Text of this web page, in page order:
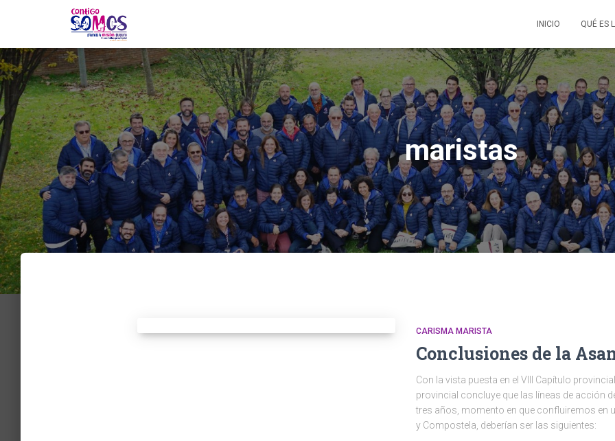
INICIO QUÉ ES
maristas
CARISMA MARISTA
Conclusiones de la
Con la vista puesta en el VIII Capítulo
provincial concluye que las líneas de acción
tres años, momento en que confluiremos en
y Compostela, deberían ser las siguientes: